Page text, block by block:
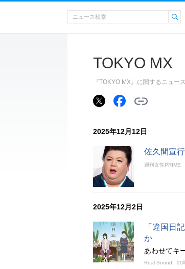
TOKYO MX
『TOKYO MX』に関するニュー
2025年12月12日
佐久間宣
週刊女性PRIME
2025年12月2日
「違国日
か
あわせてキ
Real Sound 20